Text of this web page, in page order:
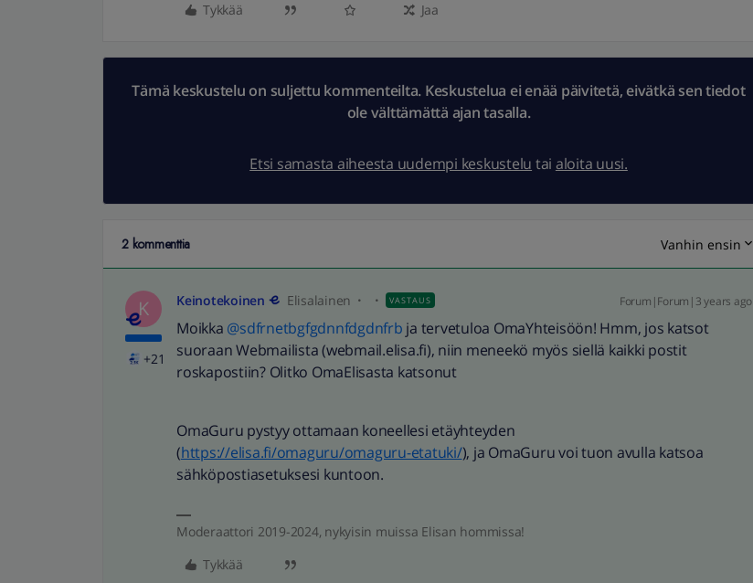
Tykkää Jaa
Tämä keskustelu on suljettu kommenteilta. Keskustelua ei enää päivitetä, eivätkä sen tiedot
ole välttämättä ajan tasalla.
Etsi samasta aiheesta uudempi keskustelu tai aloita uusi.
2 kommenttia Vanhin ensin
K
+21
Keinotekoinen Elisalainen VASTAUS Forum|Forum|3 years ago
Moikka @sdfrnetbgfgdnnfdgdnfrb ja tervetuloa OmaYhteisöön! Hmm, jos katsot
suoraan Webmailista (webmail.elisa.fi), niin meneekö myös siellä kaikki postit
roskapostiin? Olitko OmaElisasta katsonut
OmaGuru pystyy ottamaan koneellesi etäyhteyden
(https://elisa.fi/omaguru/omaguru-etatuki/), ja OmaGuru voi tuon avulla katsoa
sähköpostiasetuksesi kuntoon.
Moderaattori 2019-2024, nykyisin muissa Elisan hommissa!
Tykkää